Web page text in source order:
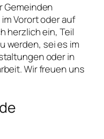
Gemeinden
Vorort oder auf
herzlich ein, Teil
werden, sei es im
oder in
Wir freuen uns